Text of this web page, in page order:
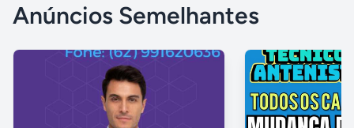
Anúncios Semelhantes